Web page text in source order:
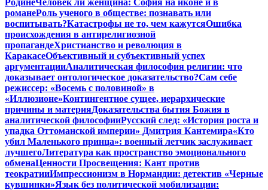
РодинеЧеловек ли женщина: София на иконе и в
романеРоль ученого в обществе: познавать или
воспитывать?Катастрофы не то, чем кажутсяОшибка
происхождения в антирелигиозной
пропагандеХристианство и революция в
КаракасеОбъективный и субъективный успех
аргументацииАналитическая философия религии: что
доказывает онтологическое доказательство?Сам себе
режиссер: «Восемь с половиной» в
«Иллюзионе»Контингентное сущее, иерархические
причины и материяДоказательства бытия Божия в
аналитической философииРусский след: «История роста и
упадка Оттоманской империи» Дмитрия Кантемира«Кто
убил Маленького принца»: военный летчик заслуживает
лучшегоЛитература как пространство эмоционального
обменаЦенности Просвещения: Кант против
теократииИмпрессионизм в Нормандии: детектив «Черные
кувшинки»Язык без политической мобилизации: